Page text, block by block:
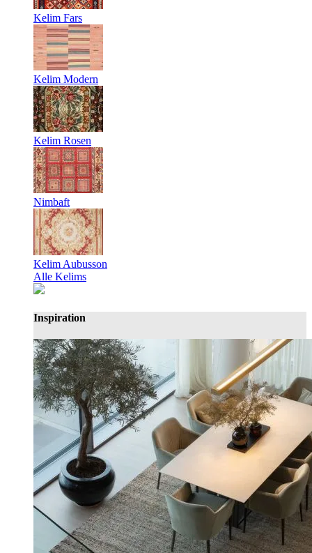
Kelim Fars
Kelim Modern
Kelim Rosen
Nimbaft
Kelim Aubusson
Alle Kelims
Inspiration